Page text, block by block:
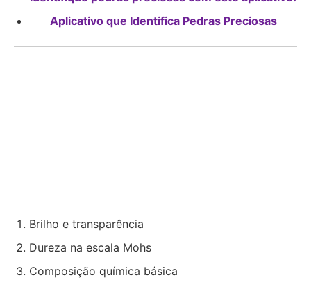
Aplicativo que Identifica Pedras Preciosas
Brilho e transparência
Dureza na escala Mohs
Composição química básica